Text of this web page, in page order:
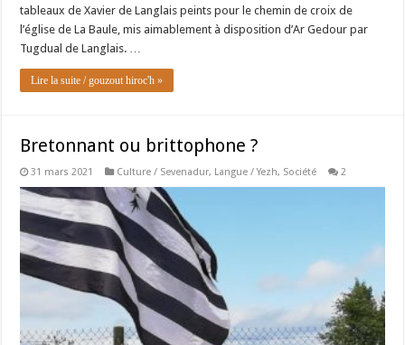
tableaux de Xavier de Langlais peints pour le chemin de croix de
l’église de La Baule, mis aimablement à disposition d’Ar Gedour par
Tugdual de Langlais. …
Lire la suite / gouzout hiroc'h »
Bretonnant ou brittophone ?
31 mars 2021 Culture / Sevenadur, Langue / Yezh, Société 2